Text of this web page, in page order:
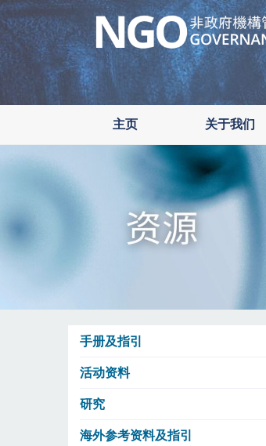
Skip
to
main
主页 关于我们
手册及指引
活动资​​料
研究
海外参考资料及指引